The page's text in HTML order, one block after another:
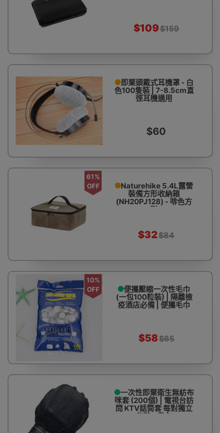
$109$159
即棄頭戴式耳機罩 - 白
色100隻裝 | 7-8.5cm直
徑耳機適用
$60
61%
OFF
Naturehike 5.4L露營
裝備方形收納箱
(NH20PJ128) - 啡色方
形
$32$84
10%
OFF
便攜壓縮一次性毛巾
(一包100粒裝) | 隔離檢
疫酒店必備 | 便攜毛巾
$58$65
一次性即棄衛生無紡布
咪套 (200個) | 電視台訪
問 KTV話筒套 每對獨立
包裝 - 黑色